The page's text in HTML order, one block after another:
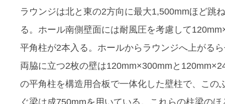
ラウンジは北と東の2方向に最大1,500mmほど跳
る。ホール南側壁面には耐風圧を考慮して
平角柱が2本入る。ホールからラウンジへ上がる
両脇に立つ2枚の壁は120mm×300mmと
の平角柱を構造用合板で一体化した壁柱で、この
ぐ梁は成750mmを用いている。これらの柱梁のほ